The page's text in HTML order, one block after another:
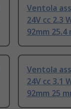
Ventola
24V cc 2.3
92mm 25.4
Ventola
24V cc 3.1
92mm 25